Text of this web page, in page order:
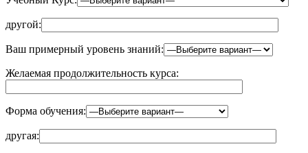
другой:
Ваш примерный уровень знаний:
Желаемая продолжительность курса:
Форма обучения:
другая: